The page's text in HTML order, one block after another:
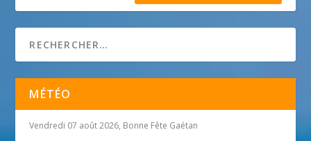
MÉTÉO
Vendredi 07 août 2026, Bonne Fête Gaétan